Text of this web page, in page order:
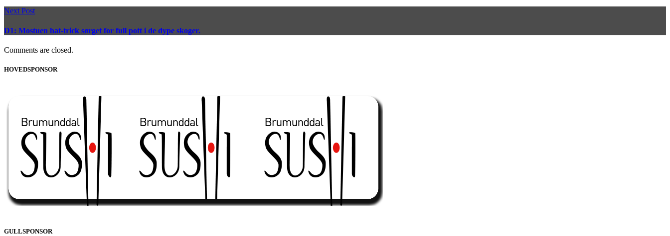
Next Post
D1: Mostuen hat-trick sørget for full pott i de dype skoger.
Comments are closed.
HOVEDSPONSOR
GULLSPONSOR